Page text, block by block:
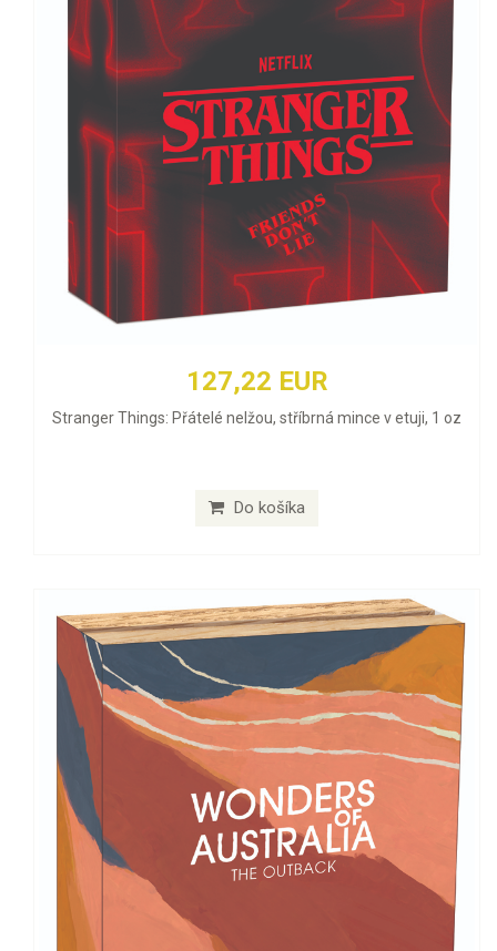
127,22 EUR
Stranger Things: Přátelé nelžou, stříbrná mince v etuji, 1 oz
Do košíka